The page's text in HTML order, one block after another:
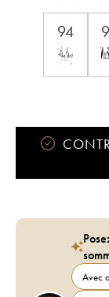
94
Avec